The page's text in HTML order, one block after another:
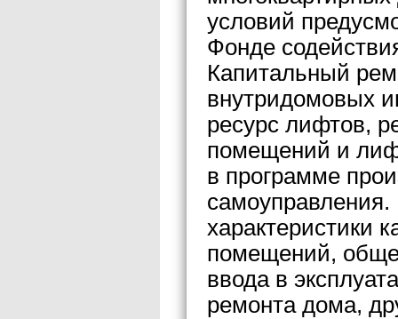
условий
Фонде
Капитальный
внутридомовых
ресурс лифтов,
помещений и
в программе
характеристики
помещений,
ввода в
ремонта дома,